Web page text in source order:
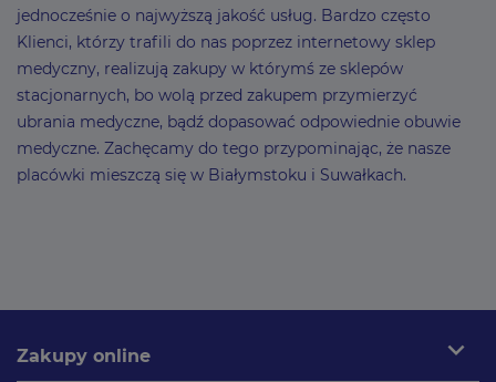
jednocześnie o najwyższą jakość usług. Bardzo często
Klienci, którzy trafili do nas poprzez internetowy sklep
medyczny, realizują zakupy w którymś ze sklepów
stacjonarnych, bo wolą przed zakupem przymierzyć
ubrania medyczne, bądź dopasować odpowiednie obuwie
medyczne. Zachęcamy do tego przypominając, że nasze
placówki mieszczą się w Białymstoku i Suwałkach.
Zakupy online expand_more